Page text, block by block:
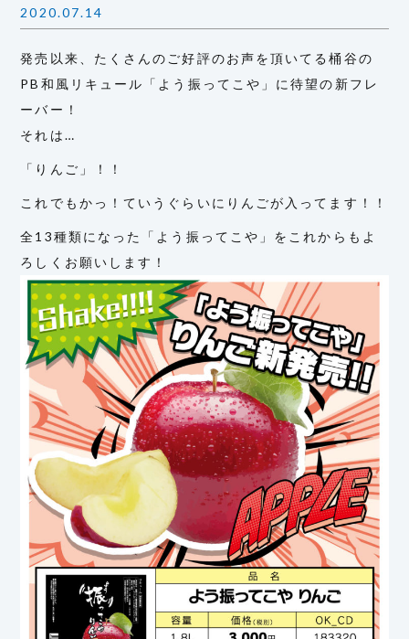
2020.07.14
発売以来、たくさんのご好評のお声を頂いてる桶谷の
PB和風リキュール「よう振ってこや」に待望の新フレ
ーバー！
それは…
「りんご」！！
これでもかっ！ていうぐらいにりんごが入ってます！！
全13種類になった「よう振ってこや」をこれからもよ
ろしくお願いします！